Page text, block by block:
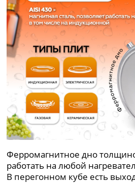
Ферромагнитное дно
работать на любой
В перегонном кубе есть